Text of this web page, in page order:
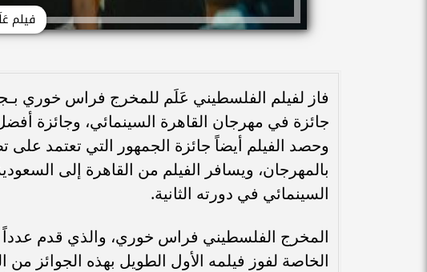
فيلم
فاز لفيلم الفلسطيني عَلَم للمخرج فراس خوري
جائزة في مهرجان القاهرة السينمائي، وجائزة
وحصد الفيلم أيضاً جائزة الجمهور التي تعتمد
بالمهرجان، ويسافر الفيلم من القاهرة إلى
السينمائي في دورته الثانية.
المخرج الفلسطيني فراس خوري، والذي قدم عدداً
الخاصة لفوز فيلمه الأول الطويل بهذه الجوائز